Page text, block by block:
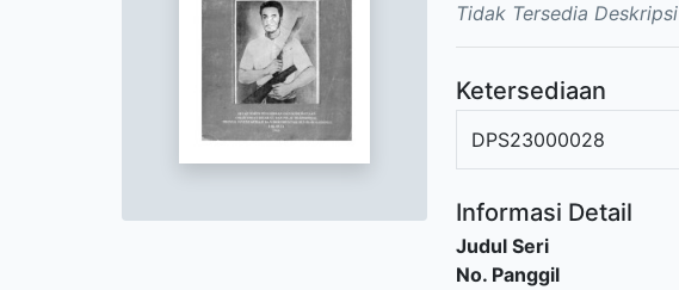
Tidak Tersedia Deskripsi
Ketersediaan
DPS23000028
Informasi Detail
Judul Seri
No. Panggil